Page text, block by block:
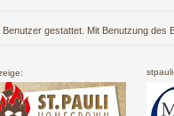
gestattet. Mit Benutzung des